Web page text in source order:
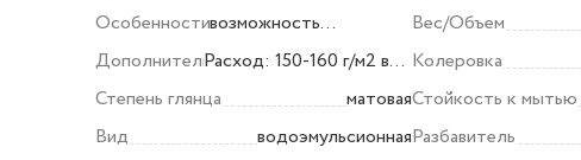
Особенностивозможность
колеровки
ДополнительноРасход: 150-160 г/м2 в
1слой. Наносить второй
слой через 1-2 часа
Степень глянца
матовая
Вид
водоэмульсионная
Вес/Объем
Колеровка
Стойкость к мытью
Разбавитель